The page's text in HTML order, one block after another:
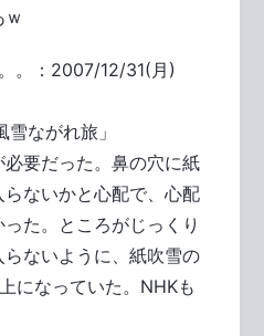
。：2007/12/31(月)
ながれ旅」
要だった。鼻の穴に紙
ないかと心配で、心配
た。ところがじっくり
ないように、紙吹雪の
になっていた。NHKも